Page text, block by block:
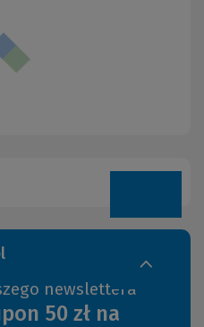
newslettera
50 zł na